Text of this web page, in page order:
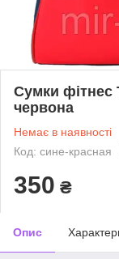
Сумки фітнес
червона
Немає в наявності
Код: сине-красная
350 ₴
Опис